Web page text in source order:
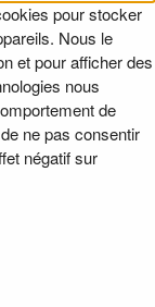
pour stocker
Nous le
et pour afficher des
nous
de
ne pas consentir
négatif sur